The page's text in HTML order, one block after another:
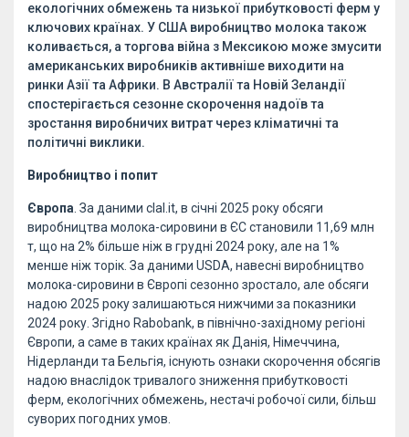
екологічних обмежень та низької прибутковості ферм у
ключових країнах. У США виробництво молока також
коливається, а торгова війна з Мексикою може змусити
американських виробників активніше виходити на
ринки Азії та Африки. В Австралії та Новій Зеландії
спостерігається сезонне скорочення надоїв та
зростання виробничих витрат через кліматичні та
політичні виклики.
Виробництво і попит
Європа . За даними clal.it, в січні 2025 року обсяги
виробництва молока-сировини в ЄС становили 11,69 млн
т, що на 2% більше ніж в грудні 2024 року, але на 1%
менше ніж торік. За даними USDA, навесні виробництво
молока-сировини в Європі сезонно зростало, але обсяги
надою 2025 року залишаються нижчими за показники
2024 року. Згідно Rabobank, в північно-західному регіоні
Європи, а саме в таких країнах як Данія, Німеччина,
Нідерланди та Бельгія, існують ознаки скорочення обсягів
надою внаслідок тривалого зниження прибутковості
ферм, екологічних обмежень, нестачі робочої сили, більш
суворих погодних умов.